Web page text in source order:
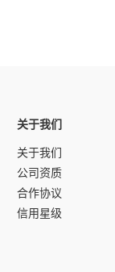
关于我们
关于我们
公司资质
合作协议
信用星级